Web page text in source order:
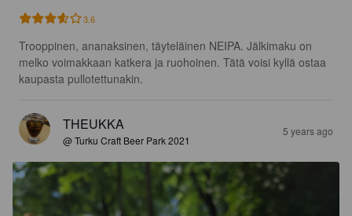
3.6
Trooppinen, ananaksinen, täyteläinen NEIPA. Jälkimaku on
melko voimakkaan katkera ja ruohoinen. Tätä voisi kyllä ostaa
kaupasta pullotettunakin.
THEUKKA
@ Turku Craft Beer Park 2021
5 years ago